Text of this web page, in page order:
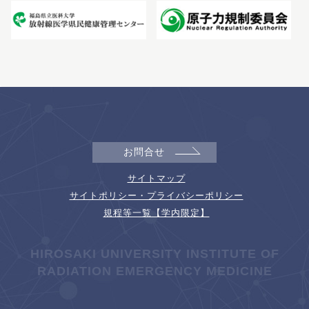
お問合せ
サイトマップ
サイトポリシー・プライバシーポリシー
規程等一覧【学内限定】
HIROSAKI UNIVERSITY INSTITUTE OF
RADIATION EMERGENCY MEDICINE